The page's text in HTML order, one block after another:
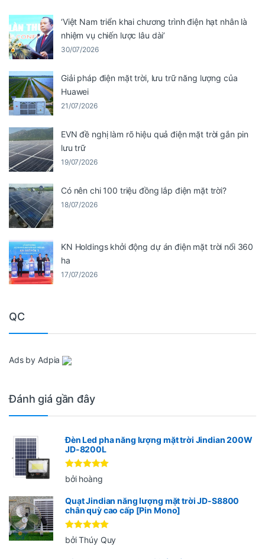
‘Việt Nam triển khai chương trình điện hạt nhân là
nhiệm vụ chiến lược lâu dài’
30/07/2026
Giải pháp điện mặt trời, lưu trữ năng lượng của
Huawei
21/07/2026
EVN đề nghị làm rõ hiệu quả điện mặt trời gắn pin
lưu trữ
19/07/2026
Có nên chi 100 triệu đồng lắp điện mặt trời?
18/07/2026
KN Holdings khởi động dự án điện mặt trời nổi 360
ha
17/07/2026
QC
Ads by Adpia
Đánh giá gần đây
Đèn Led pha năng lượng mặt trời Jindian 200W
JD-8200L
Được xếp
hạng55
bởi hoàng
Quạt Jindian năng lượng mặt trời JD-S8800
chân quỳ cao cấp [Pin Mono]
Được xếp
hạng 5 5
bởi Thúy Quy